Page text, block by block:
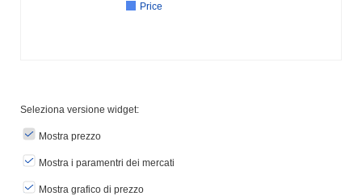
Price
Seleziona versione widget:
Mostra prezzo
Mostra i paramentri dei mercati
Mostra grafico di prezzo